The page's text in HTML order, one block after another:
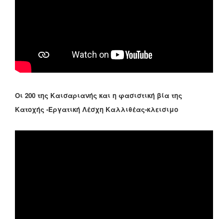
Οι 200 της Καισαριανής και η φασιστική βία της
Κατοχής -Εργατική Λέσχη Καλλιθέας-κλεισιμο